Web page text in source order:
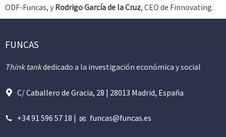
ODF-Funcas, y Rodrigo García de la Cruz, CEO de Finnovating.
FUNCAS
Think tankdedicado a la investigación económica y social
C/ Caballero de Gracia, 28 | 28013 Madrid, España
+34 91 596 57 18 | funcas@funcas.es